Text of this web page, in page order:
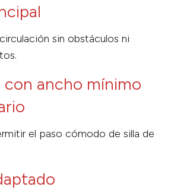
sin obstáculos ni
con ancho mínimo
el paso cómodo de silla de